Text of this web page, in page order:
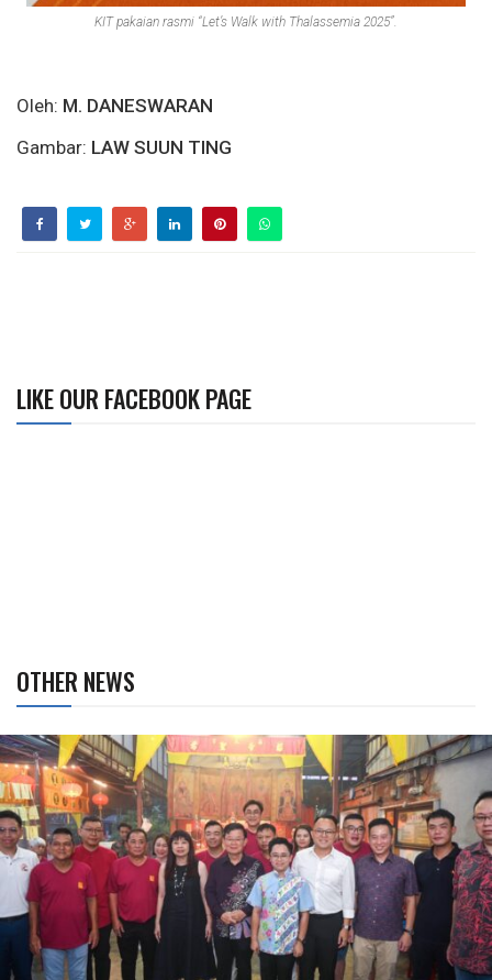
KIT pakaian rasmi “Let’s Walk with Thalassemia 2025”.
Oleh: M. DANESWARAN
Gambar: LAW SUUN TING
LIKE OUR FACEBOOK PAGE
OTHER NEWS